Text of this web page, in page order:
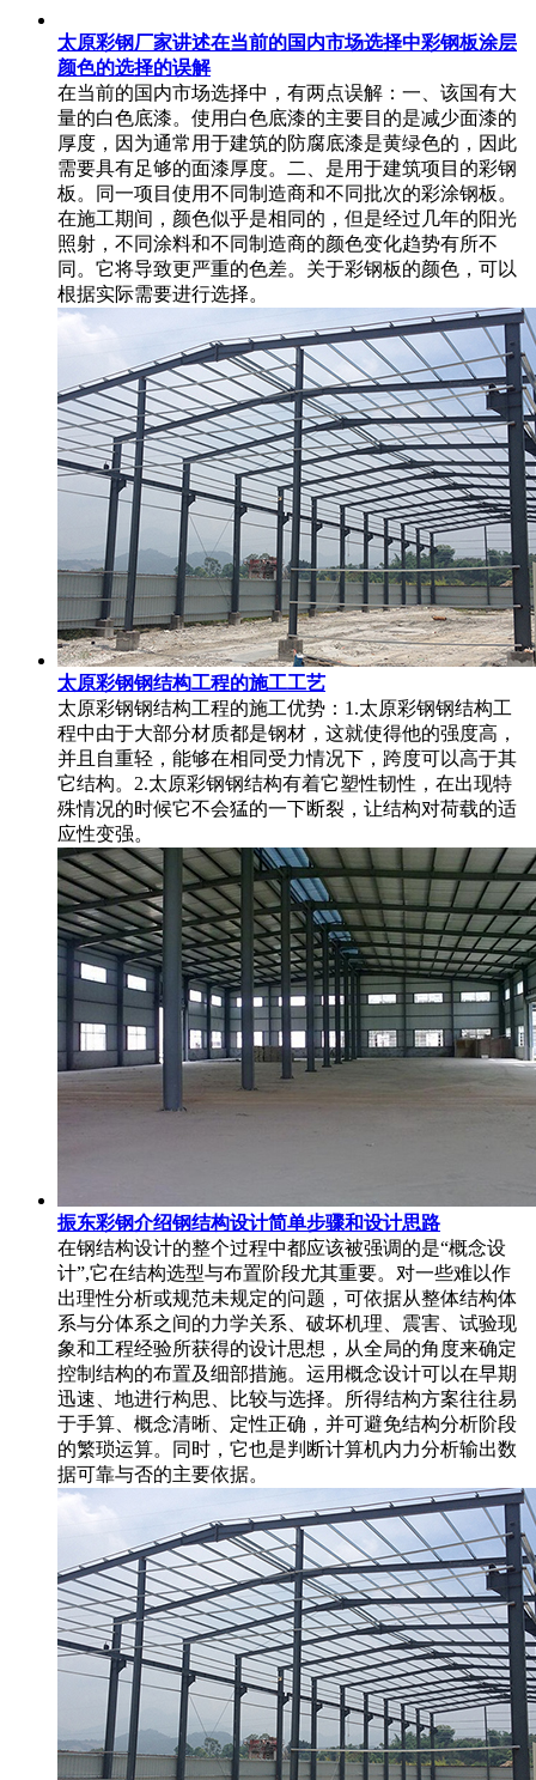
太原彩钢厂家讲述在当前的国内市场选择中彩钢板涂层
颜色的选择的误解
在当前的国内市场选择中，有两点误解：一、该国有大
量的白色底漆。使用白色底漆的主要目的是减少面漆的
厚度，因为通常用于建筑的防腐底漆是黄绿色的，因此
需要具有足够的面漆厚度。二、是用于建筑项目的彩钢
板。同一项目使用不同制造商和不同批次的彩涂钢板。
在施工期间，颜色似乎是相同的，但是经过几年的阳光
照射，不同涂料和不同制造商的颜色变化趋势有所不
同。它将导致更严重的色差。关于彩钢板的颜色，可以
根据实际需要进行选择。
太原彩钢钢结构工程的施工工艺
太原彩钢钢结构工程的施工优势：1.太原彩钢钢结构工
程中由于大部分材质都是钢材，这就使得他的强度高，
并且自重轻，能够在相同受力情况下，跨度可以高于其
它结构。2.太原彩钢钢结构有着它塑性韧性，在出现特
殊情况的时候它不会猛的一下断裂，让结构对荷载的适
应性变强。
振东彩钢介绍钢结构设计简单步骤和设计思路
在钢结构设计的整个过程中都应该被强调的是“概念设
计”,它在结构选型与布置阶段尤其重要。对一些难以作
出理性分析或规范未规定的问题，可依据从整体结构体
系与分体系之间的力学关系、破坏机理、震害、试验现
象和工程经验所获得的设计思想，从全局的角度来确定
控制结构的布置及细部措施。运用概念设计可以在早期
迅速、地进行构思、比较与选择。所得结构方案往往易
于手算、概念清晰、定性正确，并可避免结构分析阶段
的繁琐运算。同时，它也是判断计算机内力分析输出数
据可靠与否的主要依据。